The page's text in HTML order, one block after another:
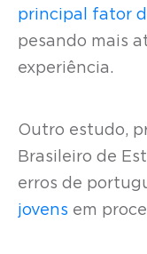
principal fator
pesando mais
experiência.
Outro estudo,
Brasileiro de
erros de
jovens em